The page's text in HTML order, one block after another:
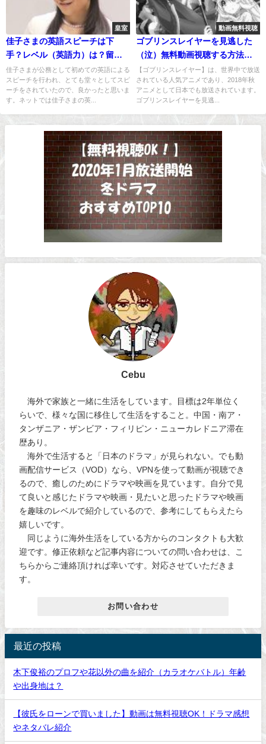
皇室
佳子さまの英語スピーチは下
手？レベル（英語力）は？留学
経験は？
佳子さまが公務として初めての英語による
スピーチを行われ、とても堂々としてスピ
ーチをされていたので、良かったと思いま
す。ネットでは佳子さまの英...
動画無料視聴
ゴブリンスレイヤーを見逃した
（泣）無料動画視聴する方法を
解説！
【ゴブリンスレイヤー】は、世界中で放送
されている人気アニメであり、2018年秋
アニメとして日本でも放送されています。
ゴブリンスレイヤーを見逃...
Cebu
海外で家族と一緒に生活をしています。目標は2年単位く
らいで、様々な国に移住して生活をすること。中国・南ア・
タンザニア・ザンビア・フィリピン・ニューカレドニア滞在
歴あり。
海外で生活すると「日本のドラマ」が見られない。でも動
画配信サービス（VOD）なら、VPNを使って動画が視聴でき
るので、癒しのためにドラマや映画を見ています。自分で見
て良いと感じたドラマや映画・見たいと思ったドラマや映画
を趣味のレベルで紹介しているので、参考にしてもらえたら
嬉しいです。
同じように海外生活をしている方からのコンタクトも大歓
迎です。修正依頼など記事内容についての問い合わせは、こ
ちらからご連絡頂ければ幸いです。対応させていただきま
す。
お問い合わせ
最近の投稿
木下俊裕のプロフや花以外の曲を紹介（カラオケバトル）年齢
や出身地は？
【彼氏をローンで買いました】動画は無料視聴OK！ドラマ感想
やネタバレ紹介